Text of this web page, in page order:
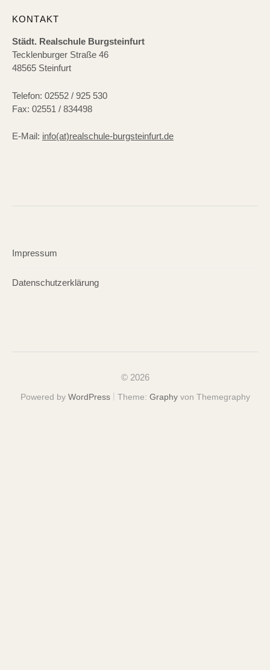
KONTAKT
Städt. Realschule Burgsteinfurt
Tecklenburger Straße 46
48565 Steinfurt
Telefon: 02552 / 925 530
Fax: 02551 / 834498
E-Mail: info(at)realschule-burgsteinfurt.de
Impressum
Datenschutzerklärung
© 2026
Powered by WordPress | Theme: Graphyvon Themegraphy